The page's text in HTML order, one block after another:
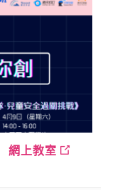
網上教室